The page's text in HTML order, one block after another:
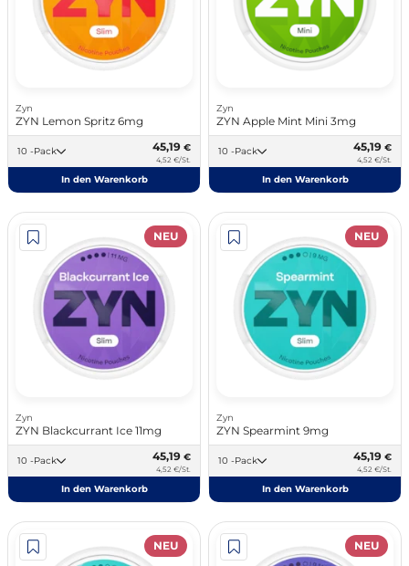
Zyn
ZYN Lemon Spritz 6mg
10 -Pack 45,19 €
4,52 €/St.
In den Warenkorb
Zyn
ZYN Apple Mint Mini 3mg
10 -Pack 45,19 €
4,52 €/St.
In den Warenkorb
NEU
Zyn
ZYN Blackcurrant Ice 11mg
10 -Pack 45,19 €
4,52 €/St.
In den Warenkorb
NEU
Zyn
ZYN Spearmint 9mg
10 -Pack 45,19 €
4,52 €/St.
In den Warenkorb
NEU NEU